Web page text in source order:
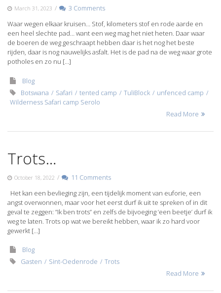
March 31, 2023 /
3 Comments
Waar wegen elkaar kruisen… Stof, kilometers stof en rode aarde en
een heel slechte pad… want een weg mag het niet heten. Daar waar
de boeren de weg geschraapt hebben daar is het nog het beste
rijden, daar is nog nauwelijks asfalt. Het is de pad na de weg waar grote
potholes en zo nu […]
Blog
Botswana
Safari tented camp TuliBlock
unfenced camp
Wilderness Safari camp Serolo
Read More
Trots…
October 18, 2022 /
11 Comments
Het kan een bevlieging zijn, een tijdelijk moment van euforie, een
angst overwonnen, maar voor het eerst durf ik uit te spreken of in dit
geval te zeggen: ”Ik ben trots” en zelfs de bijvoeging ‘een beetje’ durf ik
weg te laten. Trots op wat we bereikt hebben, waar ik zo hard voor
gewerkt […]
Blog
Gasten
Sint-Oedenrode
Trots
Read More